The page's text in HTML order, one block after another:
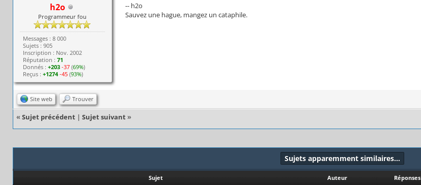
h2o
Programmeur fou
Messages : 8 000
Sujets : 905
Inscription : Nov. 2002
Réputation : 71
Donnés : +203 -37(69%)
Reçus : +1274 -45(93%)
-- h2o
Sauvez une hague, mangez un cataphile.
Site web Trouver
« Sujet précédent | Sujet suivant »
Sujets apparemment similaires…
Sujet Auteur Réponses